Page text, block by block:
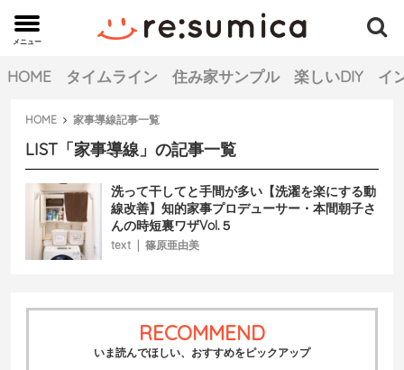
メニュー
MENU
HOME タイムライン 住み家サンプル 楽しいDIY イ
HOME 家事導線記事一覧
LIST 「家事導線」の記事一覧
洗って干してと手間が多い【洗濯を楽にする動
線改善】知的家事プロデューサー・本間朝子さ
んの時短裏ワザVol.５
text 篠原亜由美
RECOMMEND
いま読んでほしい、おすすめをピックアップ